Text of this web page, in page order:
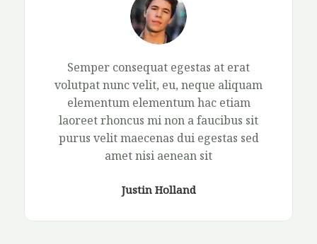
Semper consequat egestas at erat
volutpat nunc velit, eu, neque aliquam
elementum elementum hac etiam
laoreet rhoncus mi non a faucibus sit
purus velit maecenas dui egestas sed
amet nisi aenean sit​
Justin Holland​